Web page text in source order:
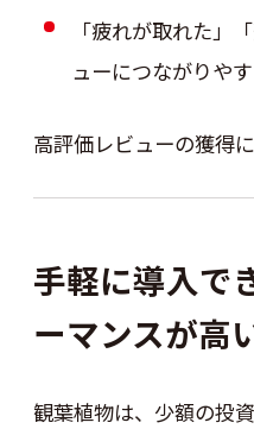
「疲れが取れた」
ューにつながりや
高評価レビューの獲得
手軽に導入で
ーマンスが高
観葉植物は、少額の投